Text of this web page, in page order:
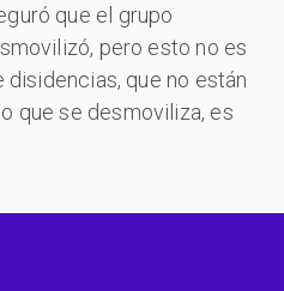
que el grupo
pero esto no es
que no están
que se desmoviliza, es